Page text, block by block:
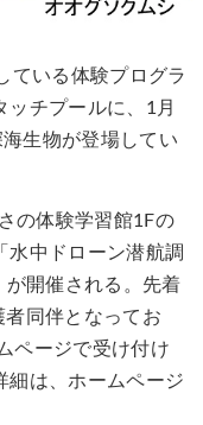
ている体験プログラ
ッチプールに、1月
生物が登場してい
の体験学習館1Fの
水中ドローン潜航調
開催される。先着
同伴となってお
ページで受け付け
細は、ホームページ